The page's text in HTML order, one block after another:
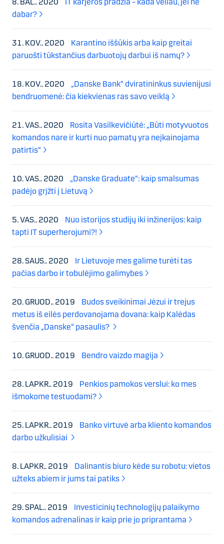
8. BAL.. 2020
IT karjeros pradžia – kada vėliau, jei ne
dabar?
31. KOV.. 2020
Karantino iššūkis arba kaip greitai
paruošti tūkstančius darbuotojų darbui iš namų?
18. KOV.. 2020
„Danske Bank“ dviratininkus suvienijusi
bendruomenė: čia kiekvienas ras savo veiklą
21. VAS.. 2020
Rosita Vasilkevičiūtė: „Būti motyvuotos
komandos nare ir kurti nuo pamatų yra neįkainojama
patirtis“
10. VAS.. 2020
„Danske Graduate“: kaip smalsumas
padėjo grįžti į Lietuvą
5. VAS.. 2020
Nuo istorijos studijų iki inžinerijos: kaip
tapti IT superherojumi?!
28. SAUS.. 2020
Ir Lietuvoje mes galime turėti tas
pačias darbo ir tobulėjimo galimybes
20. GRUOD.. 2019
Budos sveikinimai Jėzui ir trejus
metus iš eilės perdovanojama dovana: kaip Kalėdas
švenčia „Danske“ pasaulis?
10. GRUOD.. 2019 Bendro vaizdo magija
28. LAPKR.. 2019
Penkios pamokos verslui: ko mes
išmokome testuodami?
25. LAPKR.. 2019
Banko virtuvė arba kliento komandos
darbo užkulisiai
8. LAPKR.. 2019
Dalinantis biuro kėde su robotu: vietos
užteks abiem ir jums tai patiks
29. SPAL.. 2019
Investicinių technologijų palaikymo
komandos adrenalinas ir kaip prie jo priprantama